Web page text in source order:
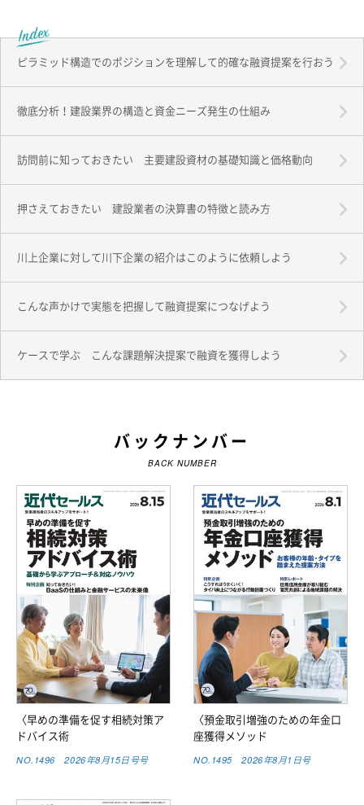
ピラミッド構造でのポジションを理解して的確な融資提案を行おう
徹底分析！建設業界の構造と資金ニーズ発生の仕組み
訪問前に知っておきたい 主要建設資材の基礎知識と価格動向
押さえておきたい 建設業者の決算書の特徴と読み方
川上企業に対して川下企業の紹介はこのように依頼しよう
こんな声かけで実態を把握して融資提案につなげよう
ケースで学ぶ こんな課題解決提案で融資を獲得しよう
バックナンバー
BACK NUMBER
〈早めの準備を促す相続対策ア
ドバイス術
NO.1496 2026年8月15日号号
〈預金取引増強のための年金口
座獲得メソッド
NO.1495 2026年8月1日号